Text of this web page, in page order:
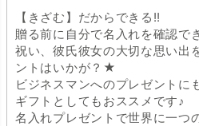
【きざむ】だからできる!!
贈る前に自分で名入れを確認で
祝い、彼氏彼女の大切な思い出
ントはいかが？★
ビジネスマンへのプレゼントに
ギフトとしてもおススメです♪
名入れプレゼントで世界に一つ